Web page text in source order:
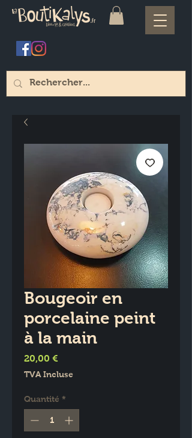
Bougeoir en
porcelaine peint
à la main
20,00 €
TVA Incluse
Quantité *